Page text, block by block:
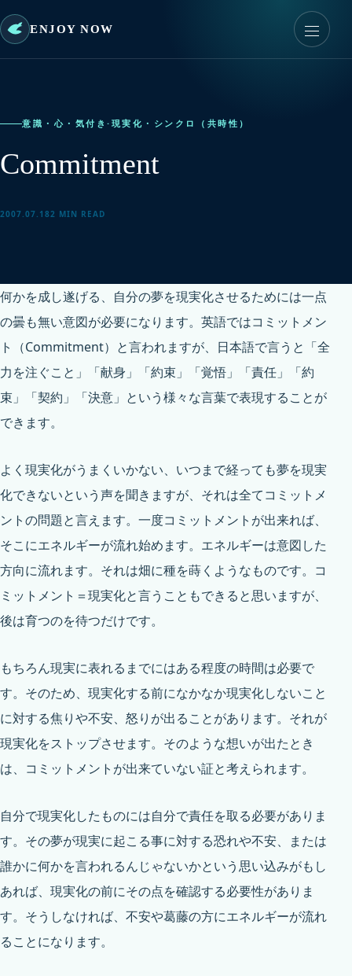
ENJOY NOW
意識・心・気付き· 現実化・シンクロ（共時性）
Commitment
2007.07.182 MIN READ
何かを成し遂げる、自分の夢を現実化させるためには一点
の曇も無い意図が必要になります。英語ではコミットメン
ト（Commitment）と言われますが、日本語で言うと「全
力を注ぐこと」「献身」「約束」「覚悟」「責任」「約
束」「契約」「決意」という様々な言葉で表現することが
できます。
よく現実化がうまくいかない、いつまで経っても夢を現実
化できないという声を聞きますが、それは全てコミットメ
ントの問題と言えます。一度コミットメントが出来れば、
そこにエネルギーが流れ始めます。エネルギーは意図した
方向に流れます。それは畑に種を蒔くようなものです。コ
ミットメント＝現実化と言うこともできると思いますが、
後は育つのを待つだけです。
もちろん現実に表れるまでにはある程度の時間は必要で
す。そのため、現実化する前になかなか現実化しないこと
に対する焦りや不安、怒りが出ることがあります。それが
現実化をストップさせます。そのような想いが出たとき
は、コミットメントが出来ていない証と考えられます。
自分で現実化したものには自分で責任を取る必要がありま
す。その夢が現実に起こる事に対する恐れや不安、または
誰かに何かを言われるんじゃないかという思い込みがもし
あれば、現実化の前にその点を確認する必要性がありま
す。そうしなければ、不安や葛藤の方にエネルギーが流れ
ることになります。